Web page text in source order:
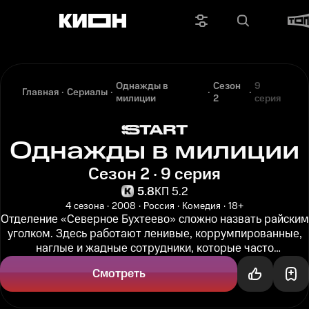
Главная Сериалы Однажды в
милиции
Сезон
2
9
серия
Однажды в милиции
Сезон 2 · 9 серия
5.8КП 5.2
4 сезона 2008 Россия Комедия 18+
Отделение «Северное Бухтеево» сложно назвать райским
уголком. Здесь работают ленивые, коррумпированные,
наглые и жадные сотрудники, которые часто
пренебрегают правилами и...
Смотреть